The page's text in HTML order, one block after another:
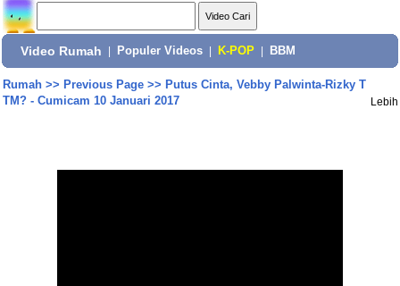
Video Rumah Populer Videos K-POP BBM
Rumah>> Previous Page>> Putus Cinta, Vebby Palwinta-Rizky T
TM? - Cumicam 10 Januari 2017
Lebih